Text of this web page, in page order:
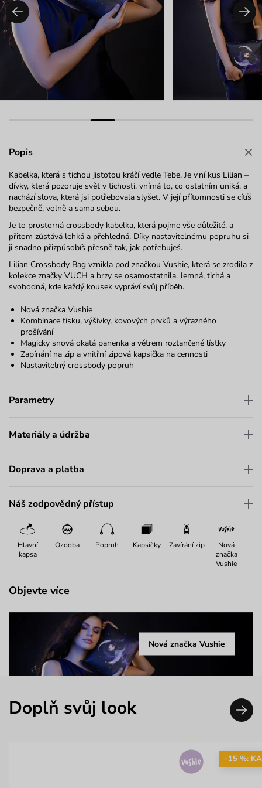
Popis
Kabelka, která s tichou jistotou kráčí vedle Tebe. Je v ní kus Lilian –
dívky, která pozoruje svět v tichosti, vnímá to, co ostatním uniká, a
nachází slova, která jsi potřebovala slyšet. V její přítomnosti se cítíš
bezpečně, volně a sama sebou.
Je to prostorná crossbody kabelka, která pojme vše důležité, a
přitom zůstává lehká a přehledná. Díky nastavitelnému popruhu si
ji snadno přizpůsobíš přesně tak, jak potřebuješ.
Lilian Crossbody Bag vznikla pod značkou Vushie, která se zrodila z
kolekce značky VUCH a brzy se osamostatnila. Jemná, tichá a
svobodná, kde každý kousek vypráví svůj příběh.
Nová značka Vushie
Kombinace tisku, výšivky, kovových prvků a výrazného
prošívání
Magicky snová okatá panenka a větrem roztančené lístky
Zapínání na zip a vnitřní zipová kapsička na cennosti
Nastavitelný crossbody popruh
Parametry
Materiály a údržba
Doprava a platba
Náš zodpovědný přístup
Hlavní
kapsa
Ozdoba Popruh Kapsičky Zavírání zip
Nová
značka
Vushie
Objevte více
Nová značka Vushie
Doplň svůj look
-15 %: